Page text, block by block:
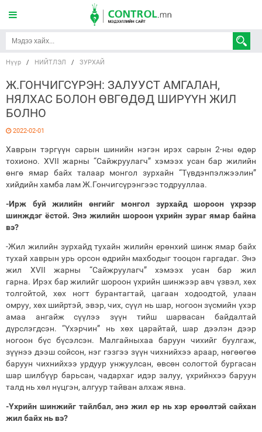
Нүүр / НИЙТЛЭЛ / ЗУРХАЙ
Ж.ГОНЧИГСҮРЭН: ЗАЛУУСТ АМГАЛАН,
НЯЛХАС БОЛОН ӨВГӨДӨД ШИРҮҮН ЖИЛ
БОЛНО
2022-02-01
Хаврын тэргүүн сарын шинийн нэгэн ирэх сарын 2-ны өдөр
тохионо. XVII жарны “Сайжруулагч” хэмээх усан бар жилийн
өнгө ямар байх талаар монгол зурхайн “Түвдэнпэлжээлин”
хийдийн хамба лам Ж.Гончигсүрэнгээс тодрууллаа.
-Ирж буй жилийн өнгийг монгол зурхайд шороон үхрээр
шинждэг ёстой. Энэ жилийн шороон үхрийн зураг ямар байна
вэ?
-Жил жилийн зурхайд тухайн жилийн ерөнхий шинж ямар байх
тухай хаврын урь орсон өдрийн махбодыг тооцон гаргадаг. Энэ
жил XVII жарны “Сайжруулагч” хэмээх усан бар жил
гарна. Ирэх бар жилийг шороон үхрийн шинжээр авч үзвэл, хөх
толгойтой, хөх ногт бурантагтай, цагаан ходоодтой, улаан
омруу, хөх шийртэй, эвэр, чих, сүүл нь шар, ногоон зүсмийн үхэр
амаа ангайж сүүлээ зүүн тийш шарвасан байдалтай
дүрслэгдсэн. “Үхэрчин” нь хөх царайтай, шар дээлэн дээр
ногоон бүс бүсэлсэн. Малгайныхаа баруун чихийг буулгаж,
зүүнээ дээш сойсон, нэг гэзгээ зүүн чихнийхээ араар, нөгөөгөө
баруун чихнийхээ урдуур унжуулсан, өвсөн сологтой бургасан
шар шилбүүр барьсан, чадархаг идэр залуу, үхрийнхээ баруун
талд нь хөл нүцгэн, алгуур тайван алхаж явна.
-Үхрийн шинжийг тайлбал, энэ жил ер нь хэр ерөөлтэй сайхан
жил байх нь вэ?